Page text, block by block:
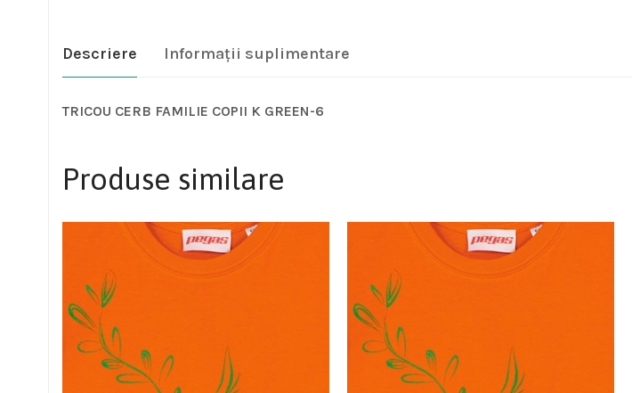
Descriere Informații suplimentare
TRICOU CERB FAMILIE COPII K GREEN-6
Produse similare